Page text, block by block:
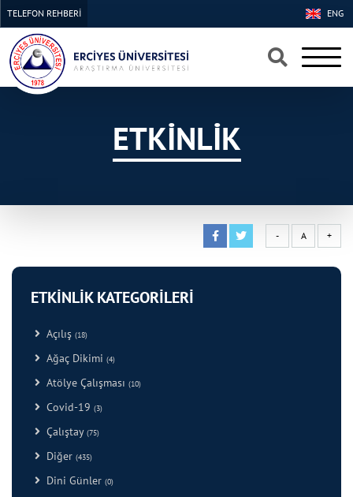
×
×
ENG
TELEFON REHBERİ
ETKİNLİK
- A +
ETKİNLİK KATEGORİLERİ
Açılış (18)
Ağaç Dikimi (4)
Atölye Çalışması (10)
Covid-19 (3)
Çalıştay (75)
Diğer (435)
Dini Günler (0)